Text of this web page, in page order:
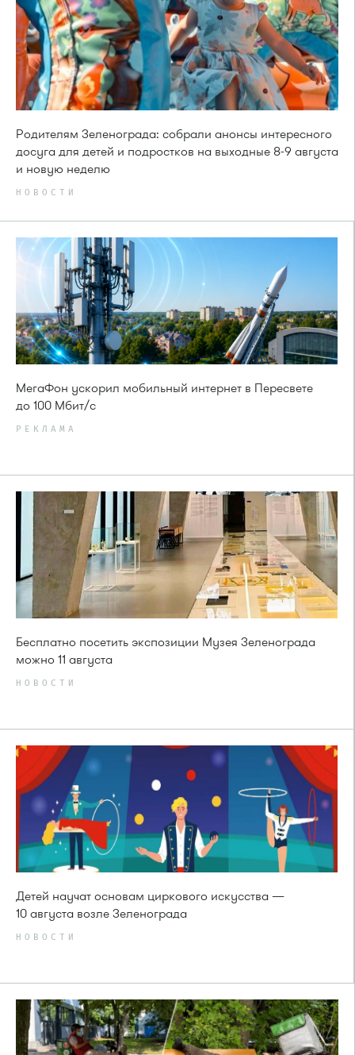
Родителям Зеленограда: собрали анонсы интересного
досуга для детей и подростков на выходные 8-9 августа
и новую неделю
НОВОСТИ
МегаФон ускорил мобильный интернет в Пересвете
до 100 Мбит/с
РЕКЛАМА
Бесплатно посетить экспозиции Музея Зеленограда
можно 11 августа
НОВОСТИ
Детей научат основам циркового искусства —
10 августа возле Зеленограда
НОВОСТИ